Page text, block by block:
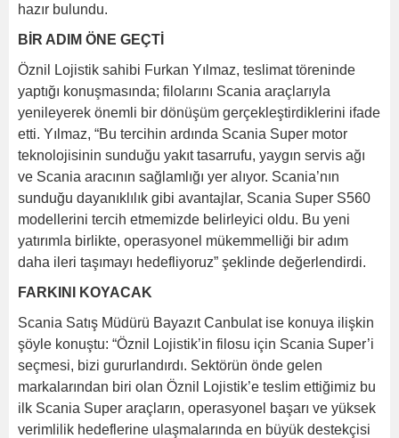
hazır bulundu.
BİR ADIM ÖNE GEÇTİ
Öznil Lojistik sahibi Furkan Yılmaz, teslimat töreninde
yaptığı konuşmasında; filolarını Scania araçlarıyla
yenileyerek önemli bir dönüşüm gerçekleştirdiklerini ifade
etti. Yılmaz, “Bu tercihin ardında Scania Super motor
teknolojisinin sunduğu yakıt tasarrufu, yaygın servis ağı
ve Scania aracının sağlamlığı yer alıyor. Scania’nın
sunduğu dayanıklılık gibi avantajlar, Scania Super S560
modellerini tercih etmemizde belirleyici oldu. Bu yeni
yatırımla birlikte, operasyonel mükemmelliği bir adım
daha ileri taşımayı hedefliyoruz” şeklinde değerlendirdi.
FARKINI KOYACAK
Scania Satış Müdürü Bayazıt Canbulat ise konuya ilişkin
şöyle konuştu: “Öznil Lojistik’in filosu için Scania Super’i
seçmesi, bizi gururlandırdı. Sektörün önde gelen
markalarından biri olan Öznil Lojistik’e teslim ettiğimiz bu
ilk Scania Super araçların, operasyonel başarı ve yüksek
verimlilik hedeflerine ulaşmalarında en büyük destekçisi